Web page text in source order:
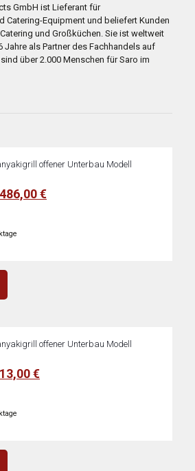
GmbH ist Lieferant für
Catering-Equipment und beliefert Kunden
und Großküchen. Sie ist weltweit
Jahre als Partner des Fachhandels auf
über 2.000 Menschen für Saro im
offener Unterbau Modell
€
€Aktueller
offener Unterbau Modell
€
€Aktueller